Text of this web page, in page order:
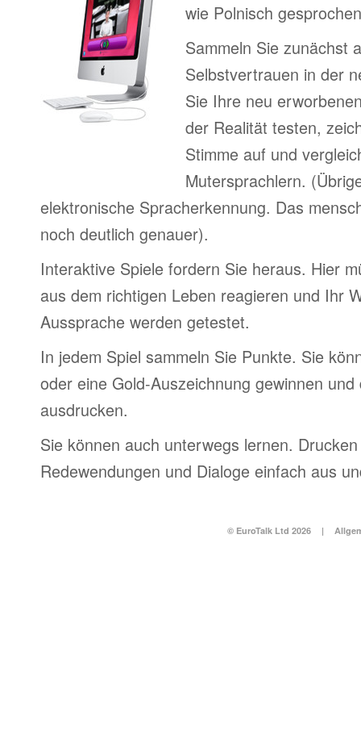
wie Polnisch
Sammeln Sie zunächst
Selbstvertrauen in der
Sie Ihre neu
der Realität testen,
Stimme auf und
Mutersprachlern.
elektronische Spracherkennung. Das
noch deutlich genauer).
Interaktive Spiele fordern Sie heraus. Hier
aus dem richtigen Leben reagieren und Ihr
Aussprache werden getestet.
In jedem Spiel sammeln Sie Punkte. Sie
oder eine Gold-Auszeichnung gewinnen
ausdrucken.
Sie können auch unterwegs lernen.
Redewendungen und Dialoge einfach aus
© EuroTalk Ltd 2026 |